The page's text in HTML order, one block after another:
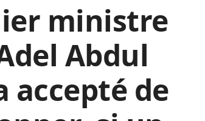
ministre
Abdul
accepté de